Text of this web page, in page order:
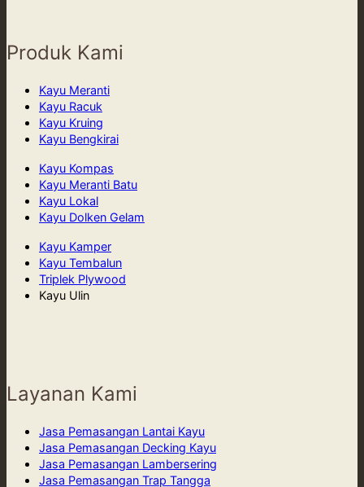
Produk Kami
Kayu Meranti
Kayu Racuk
Kayu Kruing
Kayu Bengkirai
Kayu Kompas
Kayu Meranti Batu
Kayu Lokal
Kayu Dolken Gelam
Kayu Kamper
Kayu Tembalun
Triplek Plywood
Kayu Ulin
Layanan Kami
Jasa Pemasangan Lantai Kayu
Jasa Pemasangan Decking Kayu
Jasa Pemasangan Lambersering
Jasa Pemasangan Trap Tangga